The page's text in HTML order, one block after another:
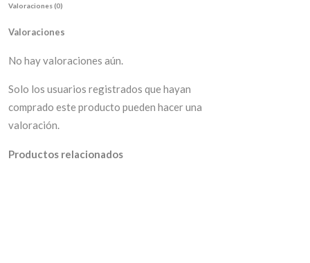
Valoraciones (0)
Valoraciones
No hay valoraciones aún.
Solo los usuarios registrados que hayan
comprado este producto pueden hacer una
valoración.
Productos relacionados